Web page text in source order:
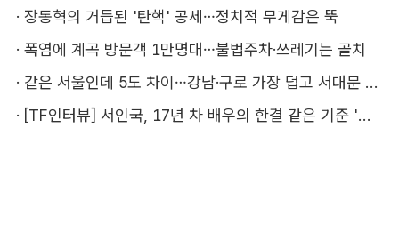
· 장동혁의 거듭된 '탄핵' 공세…정치적 무게감은 뚝
· 폭염에 계곡 방문객 1만명대…불법주차·쓰레기는 골치
·
같은 서울인데 5도 차이…강남·구로 가장 덥고 서대문 낫다
·
[TF인터뷰] 서인국, 17년 차 배우의 한결 같은 기준 '성장'